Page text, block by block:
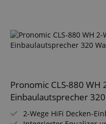
Pronomic CLS-880 WH
Einbaulautsprecher
2-Wege HiFi Decken-